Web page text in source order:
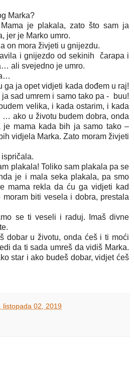
Marka?
je plakala, zato što sam ja
jer je Marko umro.
on mora živjeti u gnijezdu.
i gnijezdo od sekinih čarapa i
ali svejedno je umro.
ga ja opet vidjeti kada dođem u raj!
sad umrem i samo tako pa - buu!
velika, i kada ostarim, i kada
… ako u životu budem dobra, onda
mama kada bih ja samo tako –
vidjela Marka. Zato moram živjeti
ispričala.
plakala! Toliko sam plakala pa se
je i mala seka plakala, pa smo
mama rekla da ću ga vidjeti kad
biti vesela i dobra, prestala
se ti veseli i raduj. Imaš divne
dobar u životu, onda ćeš i ti moći
da ti sada umreš da vidiš Marka.
star i ako budeš dobar, vidjet ćeš
listopada 02, 2019